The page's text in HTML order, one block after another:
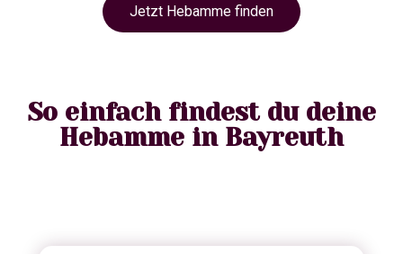
Jetzt Hebamme finden
So einfach findest du deine
Hebamme in Bayreuth